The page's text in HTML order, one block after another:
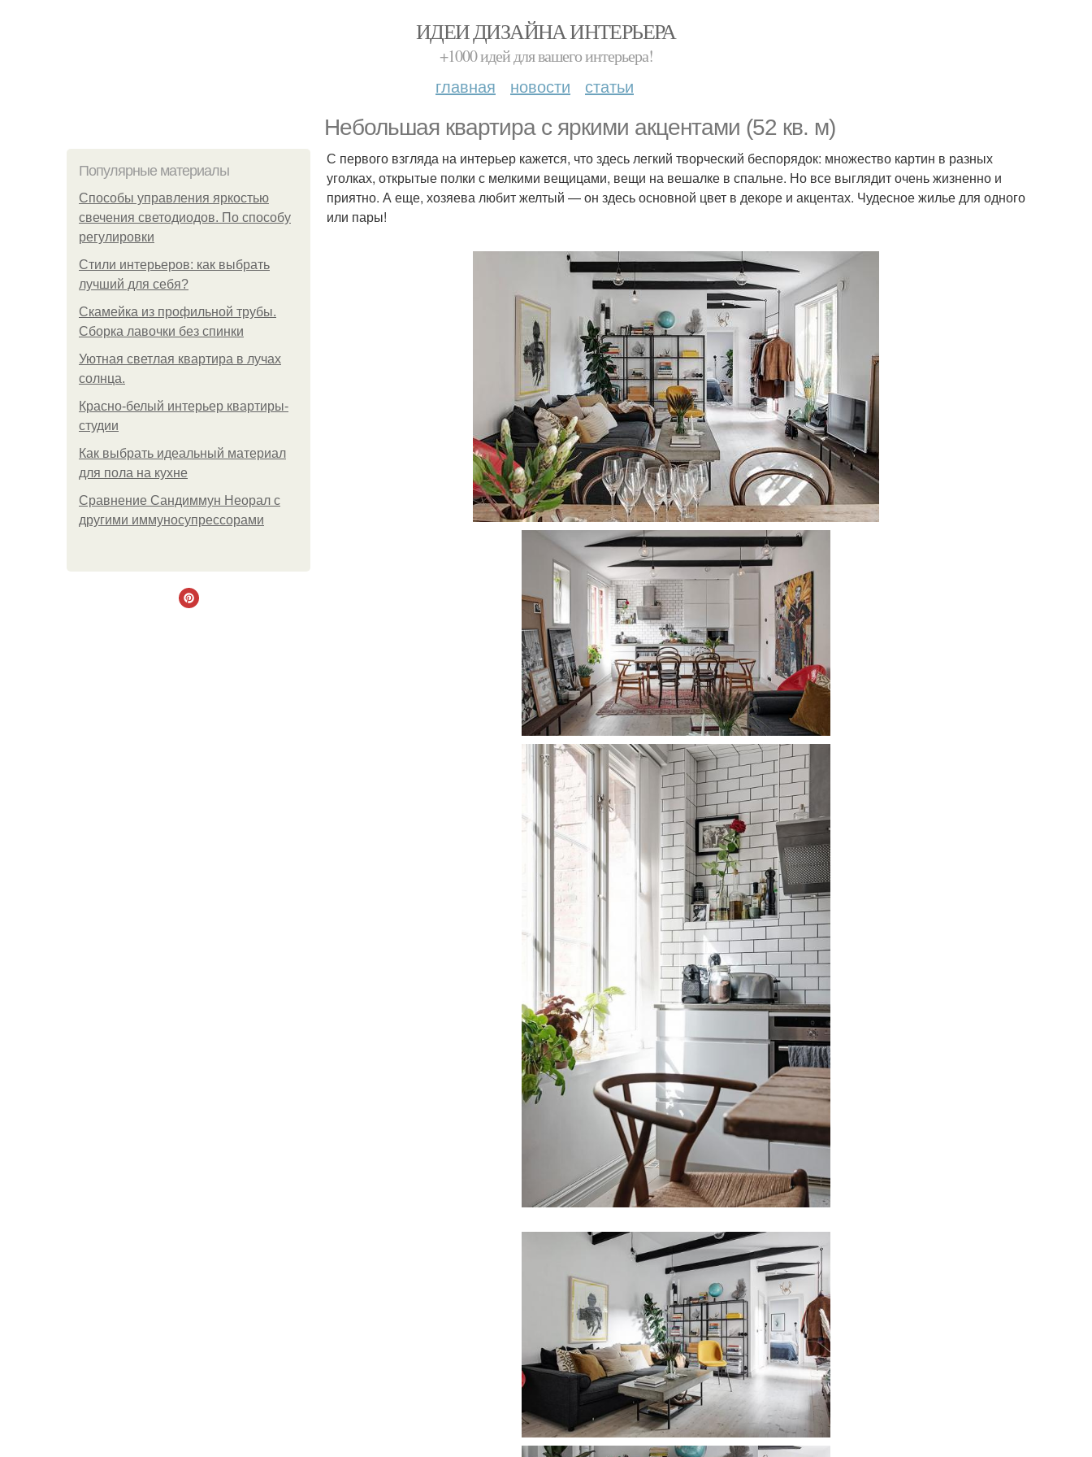
ИДЕИ ДИЗАЙНА ИНТЕРЬЕРА
+1000 идей для вашего интерьера!
главная новости статьи
Небольшая квартира с яркими акцентами (52 кв. м)
Популярные материалы
Способы управления яркостью
свечения светодиодов. По способу
регулировки
Стили интерьеров: как выбрать
лучший для себя?
Скамейка из профильной трубы.
Сборка лавочки без спинки
Уютная светлая квартира в лучах
солнца.
Красно-белый интерьер квартиры-
студии
Как выбрать идеальный материал
для пола на кухне
Сравнение Сандиммун Неорал с
другими иммуносупрессорами
С первого взгляда на интерьер кажется, что здесь легкий творческий беспорядок: множество картин в разных
уголках, открытые полки с мелкими вещицами, вещи на вешалке в спальне. Но все выглядит очень жизненно и
приятно. А еще, хозяева любит желтый — он здесь основной цвет в декоре и акцентах. Чудесное жилье для одного
или пары!